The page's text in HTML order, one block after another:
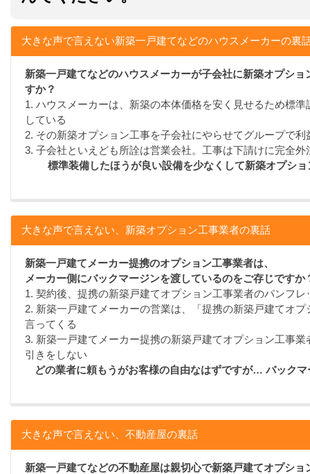
大きな声で言えない新築一戸建てなどのハウスメーカーの裏
新築一戸建てなどのハウスメーカーが子会社に新築オプシ
すか？
1. ハウスメーカーは、新築の本体価格を安く見せるため標
している
2. その新築オプション工事を子会社にやらせてグループで利
3. 子会社といえども所詮は営業会社。工事は下請けに完全外
標準装備したほうが良い設備を少なくして新築オプシ
大きな声で言えない、新築オプション工事業者の裏話
新築一戸建てメーカー提携のオプション工事業者は、
メーカー側にバックマージンを渡しているのをご存じですか
1. 契約後、提携の新築戸建てオプション工事業者のパンフ
2. 新築一戸建てメーカーの営業は、「提携の新築戸建てオ
言ってくる
3. 新築一戸建てメーカー提携の新築戸建てオプション工事
引きをしない
どの業者に頼もうがお客様の自由なはずですが… バック
大きな声で言えない、不動産屋の裏話
新築一戸建てなどの不動産屋は親切心で新築戸建てオプシ